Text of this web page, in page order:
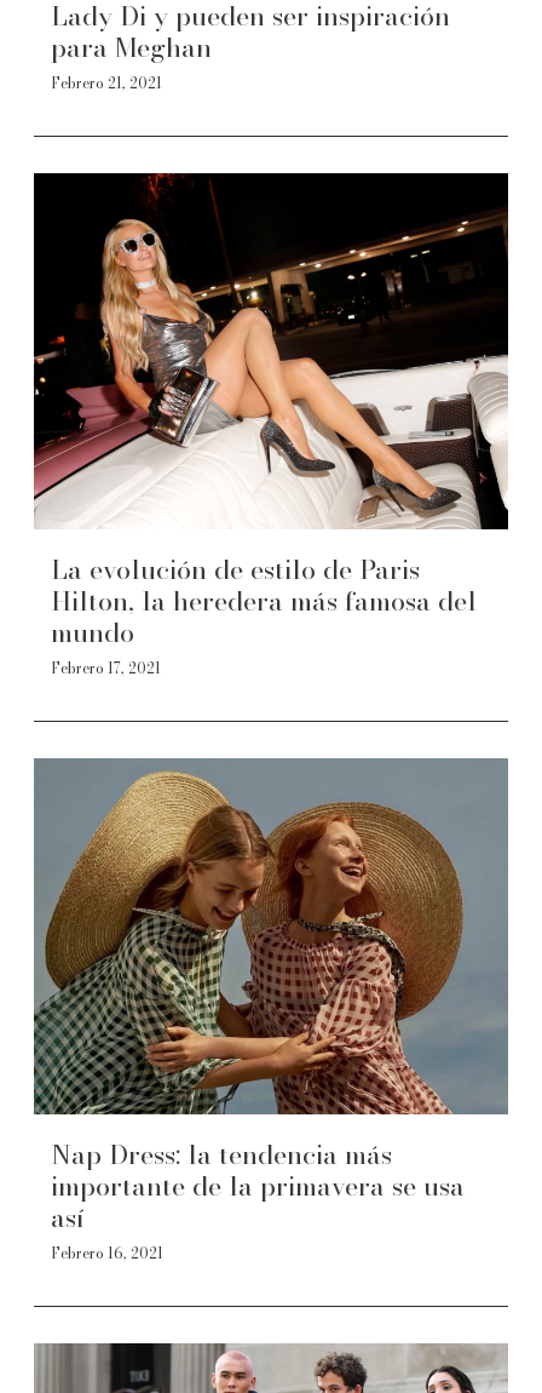
Lady Di y pueden ser inspiración
para Meghan
Febrero 21, 2021
La evolución de estilo de Paris
Hilton, la heredera más famosa del
mundo
Febrero 17, 2021
Nap Dress: la tendencia más
importante de la primavera se usa
así
Febrero 16, 2021